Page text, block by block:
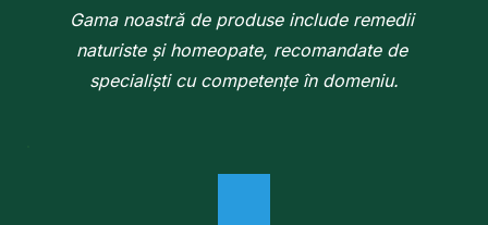
Gama noastră de produse include remedii
naturiste și homeopate, recomandate de
specialiști cu competențe în domeniu.